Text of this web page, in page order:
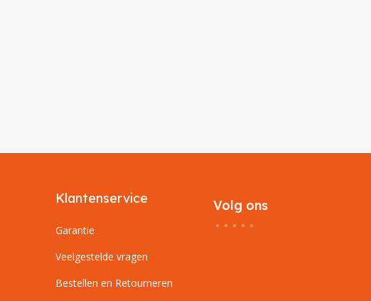
Klantenservice
Garantie
Veelgestelde vragen
Bestellen en Retourneren
Volg ons